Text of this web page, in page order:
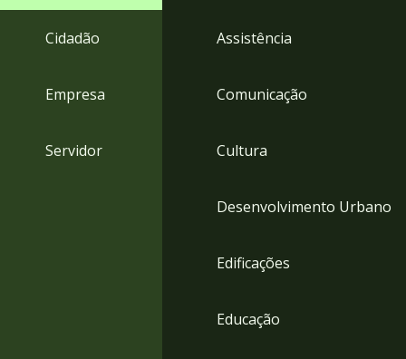
rodapé
Cidadão
Empresa
Servidor
Assistência
Comunicação
Cultura
Desenvolvimento Urbano
Edificações
Educação